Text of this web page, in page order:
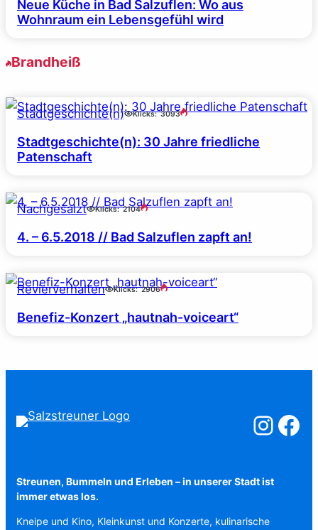
Neue Küche in Bad Salzuflen: Wo aus
Wohnraum ein Lebensgefühl wird
Brandheiß
Stadtgeschichte(n) Klicks: 3093
Stadtgeschichte(n): 30 Jahre friedliche
Patenschaft
Nachgesalzt Klicks: 2104
4. – 6.5.2018 // Bad Salzuflen zapft an!
Revierverhalten Klicks: 2906
Benefiz-Konzert „hautnah-voiceart“
Salzstreuner
Streunen, Bummeln und Erleben – in unserer Stadt ist
immer etwas los.
Kneipe und Kino, Kleinkunst und Konzerte, kulinarische